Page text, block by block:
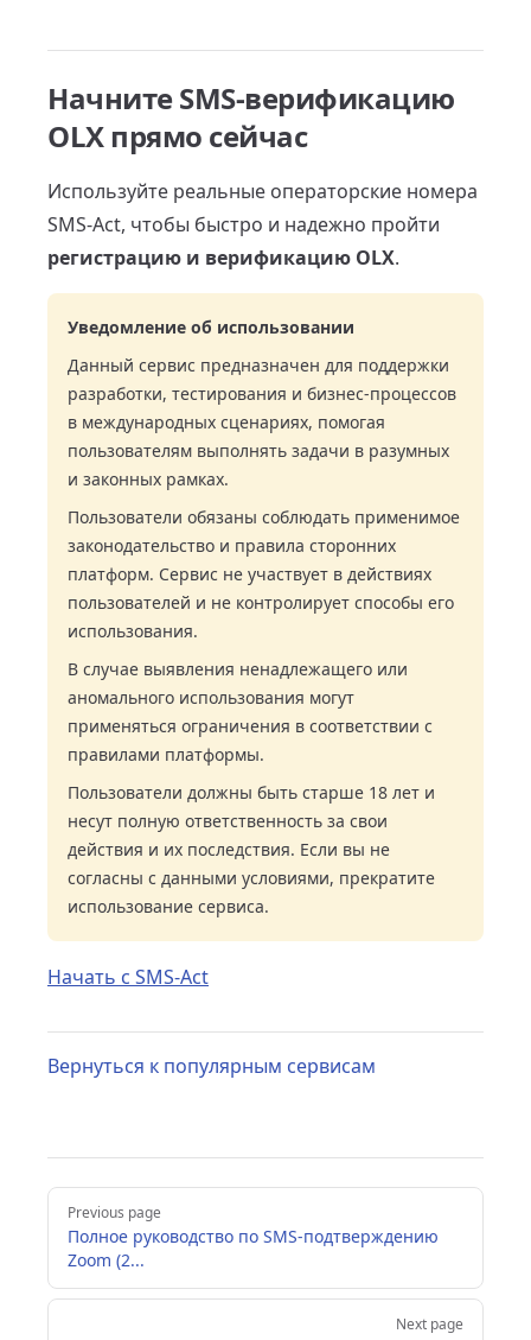
Начните SMS-верификацию
OLX прямо сейчас
Используйте реальные операторские номера
SMS-Act, чтобы быстро и надежно пройти
регистрацию и верификацию OLX.
Уведомление об использовании
Данный сервис предназначен для поддержки
разработки, тестирования и бизнес-процессов
в международных сценариях, помогая
пользователям выполнять задачи в разумных
и законных рамках.
Пользователи обязаны соблюдать применимое
законодательство и правила сторонних
платформ. Сервис не участвует в действиях
пользователей и не контролирует способы его
использования.
В случае выявления ненадлежащего или
аномального использования могут
применяться ограничения в соответствии с
правилами платформы.
Пользователи должны быть старше 18 лет и
несут полную ответственность за свои
действия и их последствия. Если вы не
согласны с данными условиями, прекратите
использование сервиса.
Начать с SMS-Act
Вернуться к популярным сервисам
Pager
Previous page
Полное руководство по SMS-подтверждению
Zoom (2...
Next page